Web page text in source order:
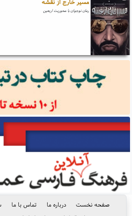
مسیر خارج از نقشه
رمان نوجوان با محوریت اربعین
صفحه نخست درباره ما تماس با ما